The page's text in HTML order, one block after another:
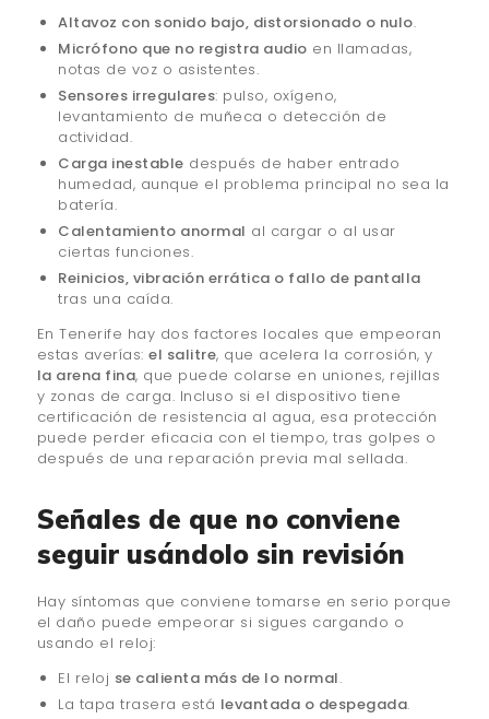
Altavoz con sonido bajo, distorsionado o nulo.
Micrófono que no registra audio en llamadas,
notas de voz o asistentes.
Sensores irregulares: pulso, oxígeno,
levantamiento de muñeca o detección de
actividad.
Carga inestable después de haber entrado
humedad, aunque el problema principal no sea la
batería.
Calentamiento anormal al cargar o al usar
ciertas funciones.
Reinicios, vibración errática o fallo de pantalla
tras una caída.
En Tenerife hay dos factores locales que empeoran
estas averías:el salitre, que acelera la corrosión, y
la arena fina, que puede colarse en uniones, rejillas
y zonas de carga. Incluso si el dispositivo tiene
certificación de resistencia al agua, esa protección
puede perder eficacia con el tiempo, tras golpes o
después de una reparación previa mal sellada.
Señales de que no conviene
seguir usándolo sin revisión
Hay síntomas que conviene tomarse en serio porque
el daño puede empeorar si sigues cargando o
usando el reloj:
El reloj se calienta más de lo normal.
La tapa trasera está levantada o despegada.